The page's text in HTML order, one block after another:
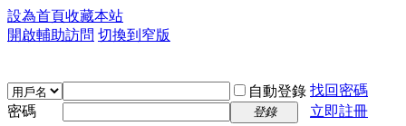
設為首頁收藏本站
開啟輔助訪問 切換到窄版
自動登錄 找回密碼
密碼
登錄 立即註冊